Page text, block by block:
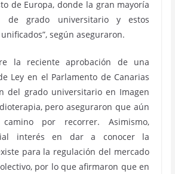
de Europa, donde la gran mayoría
de grado universitario y estos
según aseguraron.
la reciente aprobación de una
Ley en el Parlamento de Canarias
del grado universitario en Imagen
pero aseguraron que aún
por recorrer. Asimismo,
interés en dar a conocer la
para la regulación del mercado
por lo que afirmaron que en